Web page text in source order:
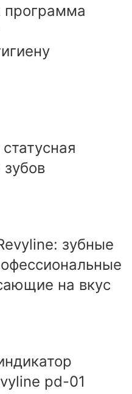
программа
зубов
зубные
на вкус
pd-01